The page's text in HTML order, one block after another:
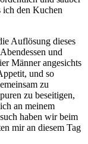
ich den Kuchen
Auflösung dieses
und
Männer angesichts
und so
zu
zu beseitigen,
an meinem
haben wir beim
mir an diesem Tag